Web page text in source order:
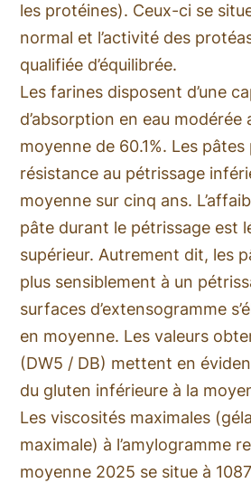
les protéines). Ceux-ci se
normal et l’activité des
qualifiée d’équilibrée.
Les farines disposent d’une
d’absorption en eau modérée
moyenne de 60.1%. Les
résistance au pétrissage
moyenne sur cinq ans.
pâte durant le pétrissage est
supérieur. Autrement dit, les
plus sensiblement à un
surfaces d’extensogramme
en moyenne. Les valeurs
(DW5 / DB) mettent en
du gluten inférieure à la
Les viscosités maximales
maximale) à l’amylogramme
moyenne 2025 se situe à